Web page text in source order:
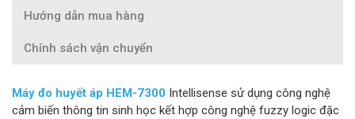
Hướng dẫn mua hàng
Chính sách vận chuyển
Máy đo huyết áp HEM-7300 Intellisense sử dụng công nghệ
cảm biến thông tin sinh học kết hợp công nghệ fuzzy logic đặc